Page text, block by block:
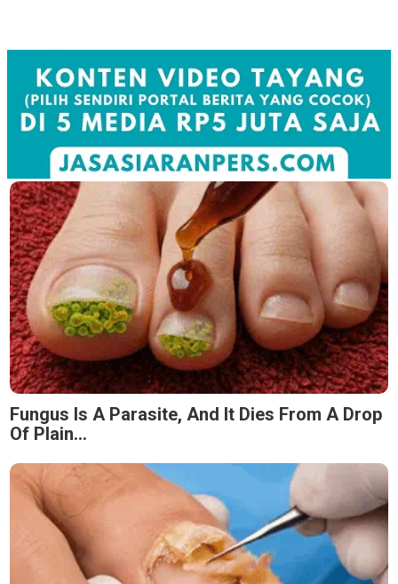
Fungus Is A Parasite, And It Dies From A Drop
Of Plain...